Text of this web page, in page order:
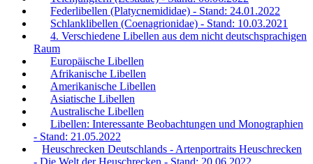
Federlibellen (Platycnemididae) - Stand: 24.01.2022
Schlanklibellen (Coenagrionidae) - Stand: 10.03.2021
4. Verschiedene Libellen aus dem nicht deutschsprachigen
Raum
Europäische Libellen
Afrikanische Libellen
Amerikanische Libellen
Asiatische Libellen
Australische Libellen
Libellen: Interessante Beobachtungen und Monographien
- Stand: 21.05.2022
Heuschrecken Deutschlands - Artenportraits Heuschrecken
- Die Welt der Heuschrecken - Stand: 20.06.2022